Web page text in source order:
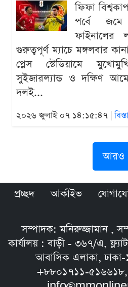
ফিফা
পর্বে জমে
ফাইনালের
গুরুত্বপূর্ণ ম্যাচে মঙ্গলবার
প্লেস স্টেডিয়ামে
সুইজারল্যান্ড ও দক্ষিণ
দলই...
২০২৬ জুলাই ০৭ ১৪:১৫:৪৭ |
আরও
প্রচ্ছদ আর্কাইভ
সম্পাদক: মনিরুজ্জামান ,
কার্যালয় : বাড়ী - ৩৬৭/এ,
আবাসিক এলাকা,
+৮৮০১৭১১-